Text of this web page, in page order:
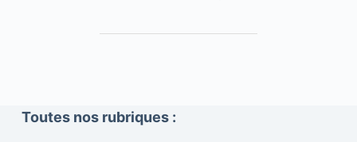
Toutes nos rubriques :